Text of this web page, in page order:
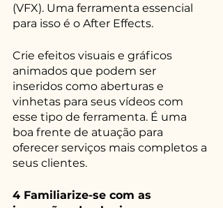
(VFX). Uma ferramenta essencial
para isso é o After Effects.
Crie efeitos visuais e gráficos
animados que podem ser
inseridos como aberturas e
vinhetas para seus vídeos com
esse tipo de ferramenta. É uma
boa frente de atuação para
oferecer serviços mais completos a
seus clientes.
4 Familiarize-se com as